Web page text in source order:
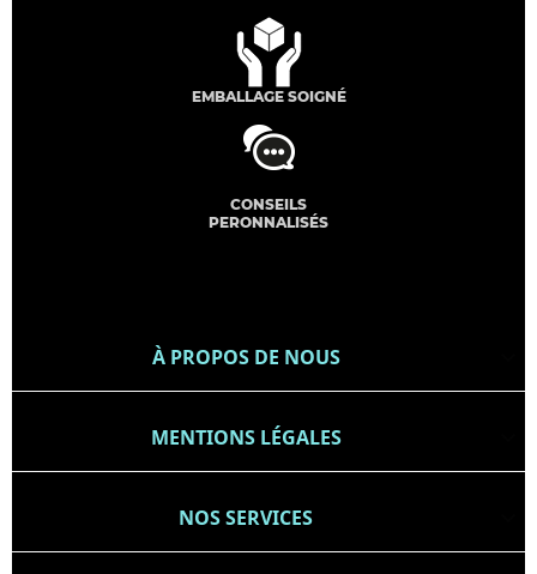
EMBALLAGE SOIGNÉ
CONSEILS
PERONNALISÉS
À PROPOS DE NOUS
MENTIONS LÉGALES
NOS SERVICES